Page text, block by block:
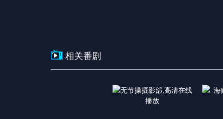
相关番剧